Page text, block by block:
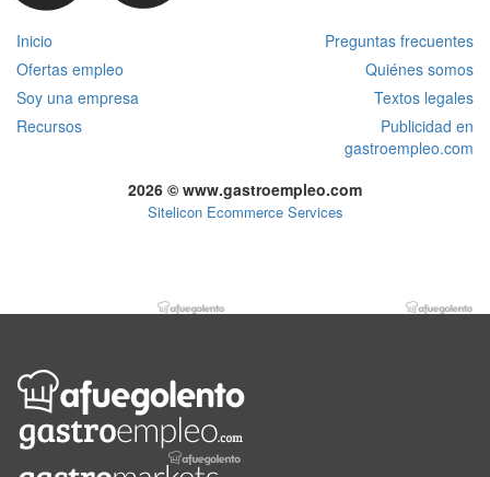
Inicio
Preguntas frecuentes
Ofertas empleo
Quiénes somos
Soy una empresa
Textos legales
Recursos
Publicidad en
gastroempleo.com
2026 © www.gastroempleo.com
Sitelicon Ecommerce Services